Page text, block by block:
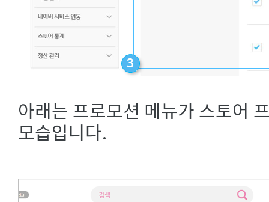
아래는 프로모션 메뉴가 스토어
모습입니다.